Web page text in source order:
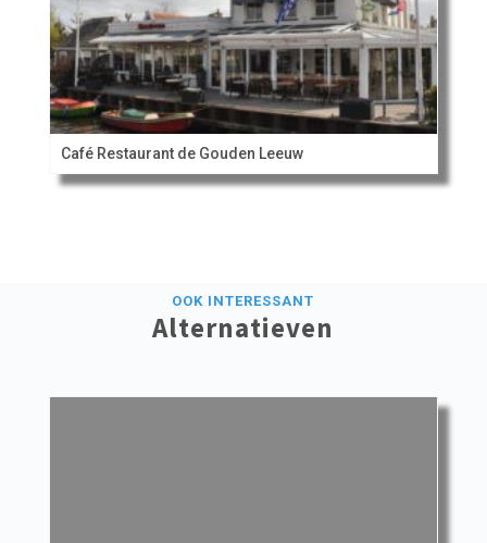
Café Restaurant de Gouden Leeuw
OOK INTERESSANT
Alternatieven